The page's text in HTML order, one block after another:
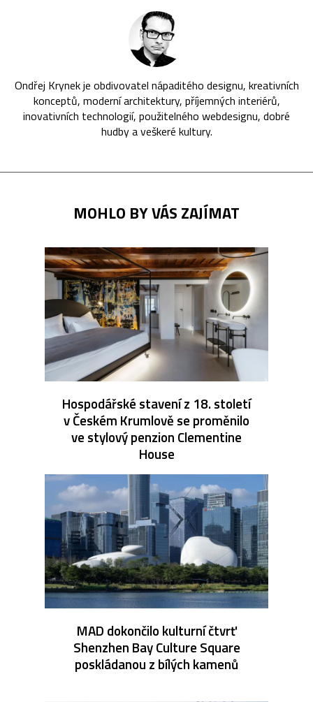
Ondřej Krynek je obdivovatel nápaditého designu, kreativních
konceptů, moderní architektury, příjemných interiérů,
inovativních technologií, použitelného webdesignu, dobré
hudby a veškeré kultury.
MOHLO BY VÁS ZAJÍMAT
Hospodářské stavení z 18. století
v Českém Krumlově se proměnilo
ve stylový penzion Clementine
House
MAD dokončilo kulturní čtvrť
Shenzhen Bay Culture Square
poskládanou z bílých kamenů